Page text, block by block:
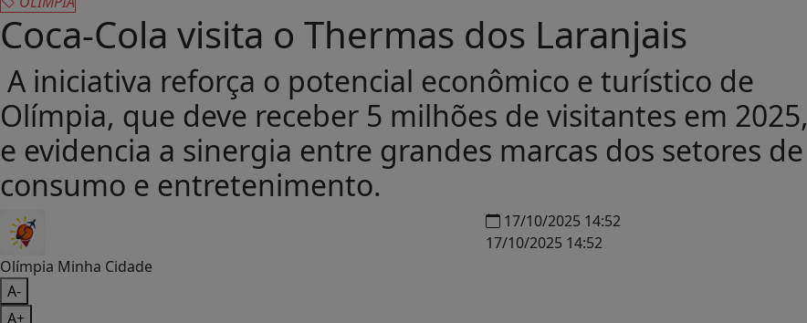
OLÍMPIA
Coca-Cola visita o Thermas dos Laranjais
A iniciativa reforça o potencial econômico e turístico de
Olímpia, que deve receber 5 milhões de visitantes em 2025,
e evidencia a sinergia entre grandes marcas dos setores de
consumo e entretenimento.
Olímpia Minha Cidade
17/10/2025 14:52
17/10/2025 14:52
A-